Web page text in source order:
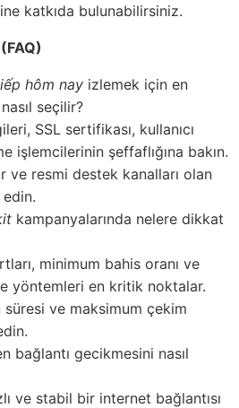
katkıda bulunabilirsiniz.
hôm nay izlemek için en
seçilir?
SSL sertifikası, kullanıcı
işlemcilerinin şeffaflığına bakın.
ve resmi destek kanalları olan
kampanyalarında nelere dikkat
minimum bahis oranı ve
yöntemleri en kritik noktalar.
süresi ve maksimum çekim
bağlantı gecikmesini nasıl
ve stabil bir internet bağlantısı